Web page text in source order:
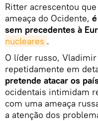
Ritter acrescentou
ameaça do Ocidente,
sem precedentes à
nucleares .
O líder russo,
repetidamente em
pretende atacar os
ocidentais intimidam
com uma ameaça
a atenção dos